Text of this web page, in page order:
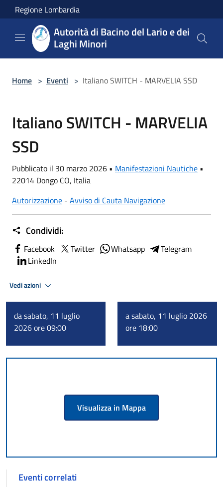
Salta al contenuto principale
Regione Lombardia
Autorità di Bacino del Lario e dei
Laghi Minori
Home > Eventi > Italiano SWITCH - MARVELIA SSD
Italiano SWITCH - MARVELIA
SSD
Pubblicato il 30 marzo 2026 • Manifestazioni Nautiche •
22014 Dongo CO, Italia
Autorizzazione - Avviso di Cauta Navigazione
Condividi:
Facebook Twitter Whatsapp
Telegram
LinkedIn
Vedi azioni
da sabato, 11 luglio
2026 ore 09:00
a sabato, 11 luglio 2026
ore 18:00
Visualizza in Mappa
Eventi correlati